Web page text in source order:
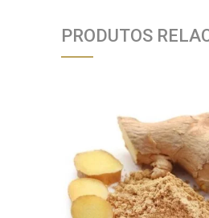
PRODUTOS